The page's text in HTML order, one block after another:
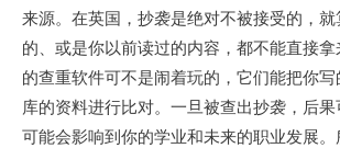
来源。在英国，抄袭是绝对不被接受的，
的、或是你以前读过的内容，都不能直接
的查重软件可不是闹着玩的，它们能把你
库的资料进行比对。一旦被查出抄袭，后果
可能会影响到你的学业和未来的职业发展